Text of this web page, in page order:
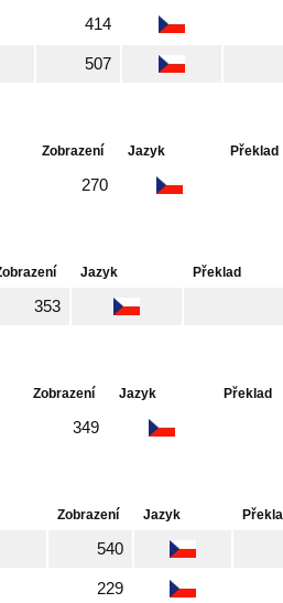
414
507
Zobrazení Jazyk Překlad
270
Jazyk Překlad
353
Zobrazení Jazyk Překlad
349
Zobrazení Jazyk
540
229